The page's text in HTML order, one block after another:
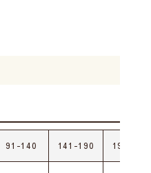
91-140 141-190 191-240